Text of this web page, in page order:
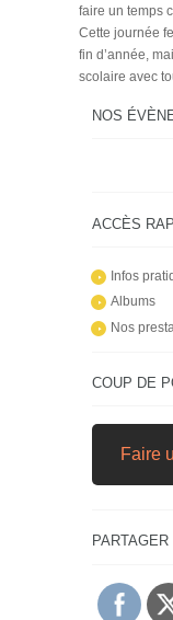
faire un temps
Cette journée
fin d’année,
scolaire avec
NOS
ACCÈS
Infos
Albums
Nos
COUP DE
Faire
PARTAGER